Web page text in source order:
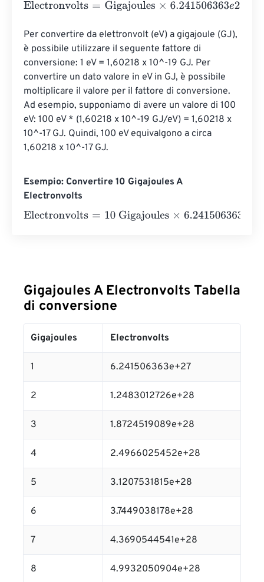
Electronvolts=Gigajoules×6.241506363e27
Per convertire da elettronvolt (eV) a gigajoule (GJ),
è possibile utilizzare il seguente fattore di
conversione: 1 eV = 1,60218 x 10^-19 GJ. Per
convertire un dato valore in eV in GJ, è possibile
moltiplicare il valore per il fattore di conversione.
Ad esempio, supponiamo di avere un valore di 100
eV: 100 eV * (1,60218 x 10^-19 GJ/eV) = 1,60218 x
10^-17 GJ. Quindi, 100 eV equivalgono a circa
1,60218 x 10^-17 GJ.
Esempio: Convertire 10 Gigajoules A
Electronvolts
Electronvolts=10 Gigajoules×6.241506363e27=
Gigajoules A Electronvolts Tabella
di conversione
Gigajoules Electronvolts
1 6.241506363e+27
2 1.2483012726e+28
3 1.8724519089e+28
4 2.4966025452e+28
5 3.1207531815e+28
6 3.7449038178e+28
7 4.3690544541e+28
8 4.9932050904e+28